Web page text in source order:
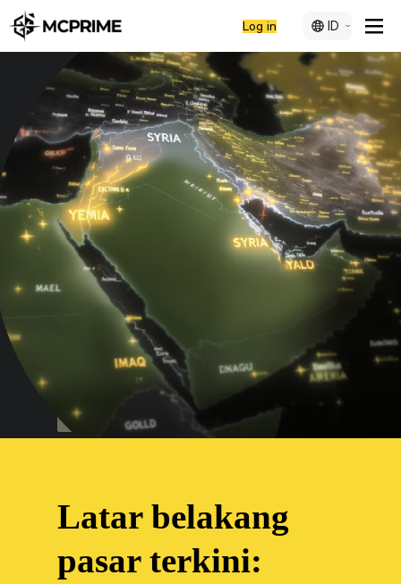
Log in ID
Analisis Harga Emas:
Ketegangan di Timur
Tengah mendorong
permintaan safe-
haven
Pada Juni 2025, ketika ketegangan meningkat di Timur
Tengah, harga emas mencapai $3.451 per ons, mendekati
level tertinggi sepanjang masa di $3.500.
Buka akun
Latar belakang
pasar terkini: